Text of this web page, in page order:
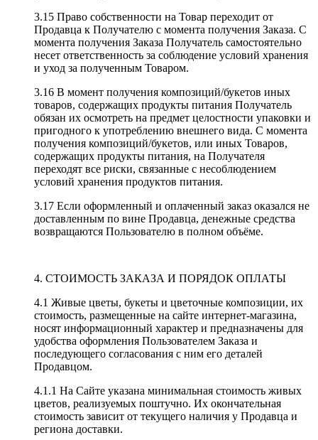
3.15 Право собственности на Товар переходит от
Продавца к Получателю с момента получения Заказа. С
момента получения Заказа Получатель самостоятельно
несет ответственность за соблюдение условий хранения
и уход за полученным Товаром.
3.16 В момент получения композиций/букетов иных
товаров, содержащих продукты питания Получатель
обязан их осмотреть на предмет целостности упаковки и
пригодного к употреблению внешнего вида. С момента
получения композиций/букетов, или иных Товаров,
содержащих продукты питания, на Получателя
переходят все риски, связанные с несоблюдением
условий хранения продуктов питания.
3.17 Если оформленный и оплаченный заказ оказался не
доставленным по вине Продавца, денежные средства
возвращаются Пользователю в полном объёме.
4. СТОИМОСТЬ ЗАКАЗА И ПОРЯДОК ОПЛАТЫ
4.1 Живые цветы, букеты и цветочные композиции, их
стоимость, размещенные на сайте интернет-магазина,
носят информационный характер и предназначены для
удобства оформления Пользователем Заказа и
последующего согласования с ним его деталей
Продавцом.
4.1.1 На Сайте указана минимальная стоимость живых
цветов, реализуемых поштучно. Их окончательная
стоимость зависит от текущего наличия у Продавца и
региона доставки.